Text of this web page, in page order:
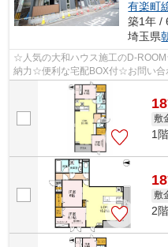
有楽町
築1年 /
埼玉県
☆人気の大和ハウス施工のD-
納力☆便利な宅配BOX付☆お問い
♪
18
敷
1
18
敷
2